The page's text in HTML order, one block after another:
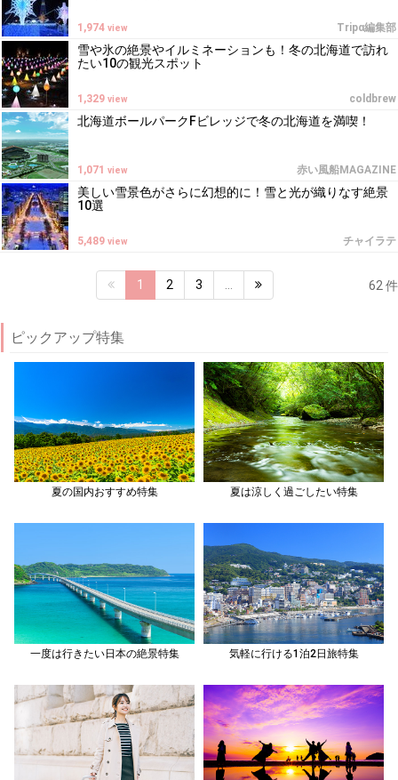
Tripα編集部
1,974 view
雪や氷の絶景やイルミネーションも！冬の北海道で訪れ
たい10の観光スポット
coldbrew
1,329 view
北海道ボールパークFビレッジで冬の北海道を満喫！
赤い風船MAGAZINE
1,071 view
美しい雪景色がさらに幻想的に！雪と光が織りなす絶景
10選
チャイラテ
5,489 view
62 件
1 2 3
ピックアップ特集
夏の国内おすすめ特集 夏は涼しく過ごしたい特集
一度は行きたい日本の絶景特集 気軽に行ける1泊2日旅特集